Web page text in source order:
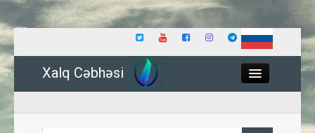
Xalq Cəbhəsi